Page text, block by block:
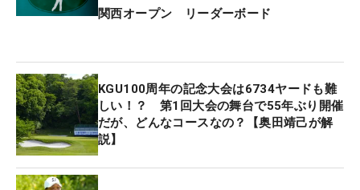
この後は1打差2位の池田勇太は午前8時20分に1番
る。
レギュラーツアー史上2人目のエージシュートと最
年長予選通過記録がかかる倉本昌弘は、午後0時40
分にティオフとなっている。
関西オープン リーダーボード
KGU100周年の記念大会は6734ヤードも難
しい！？ 第1回大会の舞台で55年ぶり開催
だが、どんなコースなの？【奥田靖己が解
説】